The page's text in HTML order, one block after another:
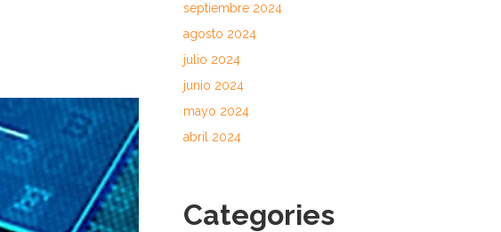
septiembre 2024
agosto 2024
julio 2024
junio 2024
mayo 2024
abril 2024
Categories